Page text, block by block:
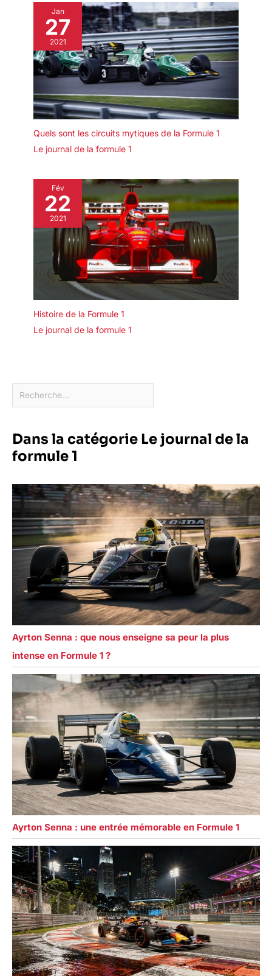
Jan
27
2021
Quels sont les circuits mytiques de la Formule 1
Le journal de la formule 1
Fév
22
2021
Histoire de la Formule 1
Le journal de la formule 1
Dans la catégorie Le journal de la
formule 1
Ayrton Senna : que nous enseigne sa peur la plus
intense en Formule 1 ?
Ayrton Senna : une entrée mémorable en Formule 1